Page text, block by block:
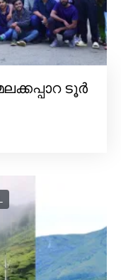
ടൂർ